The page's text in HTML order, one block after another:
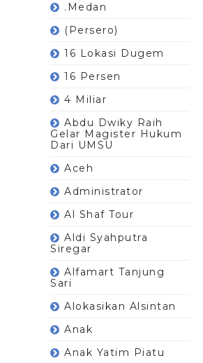
.Medan
(Persero)
16 Lokasi Dugem
16 Persen
4 Miliar
Abdu Dwiky Raih
Gelar Magister Hukum
Dari UMSU
Aceh
Administrator
Al Shaf Tour
Aldi Syahputra
Siregar
Alfamart Tanjung
Sari
Alokasikan Alsintan
Anak
Anak Yatim Piatu